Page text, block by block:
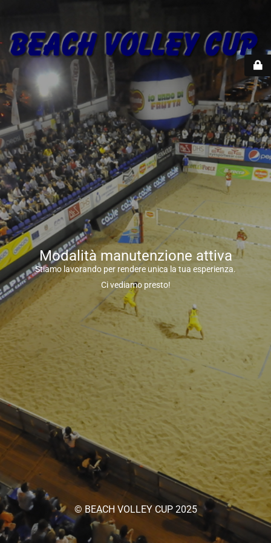
Modalità manutenzione attiva
Stiamo lavorando per rendere unica la tua esperienza.
Ci vediamo presto!
© BEACH VOLLEY CUP 2025